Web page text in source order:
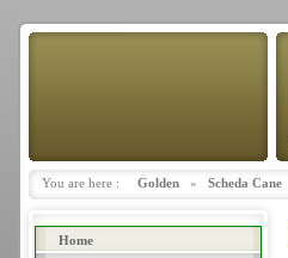
You are here : Golden » Scheda Cane
Home